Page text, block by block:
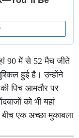
90 में से 52 मैच जीते
हुई है। उन्होंने
पिच आमतौर पर
को भी यहां
एक अच्छा मुकाबला